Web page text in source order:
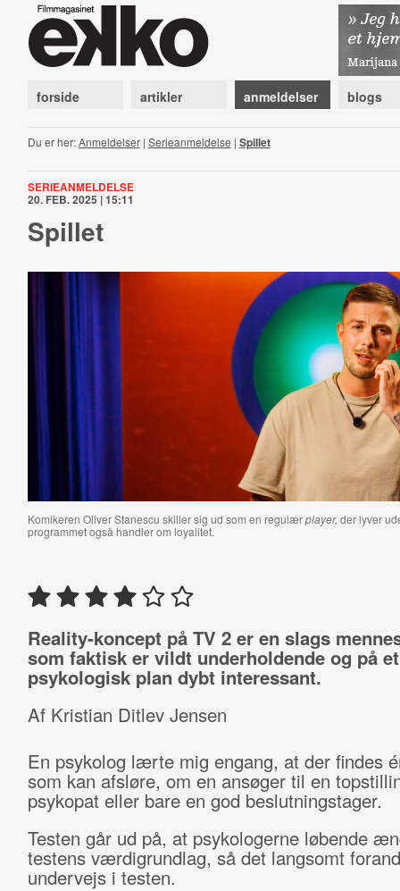
forside artikler anmeldelser blogs
Du er her:Anmeldelser| Serieanmeldelse | Spillet
SERIEANMELDELSE
20. FEB. 2025 | 15:11
Spillet
Komikeren Oliver Stanescu skiller sig ud som en regulærplayer, der lyver
programmet også handler om loyalitet.
Reality-koncept på TV 2 er en slags
som faktisk er vildt underholdende og på et
psykologisk plan dybt interessant.
Af Kristian Ditlev Jensen
En psykolog lærte mig engang, at der findes
som kan afsløre, om en ansøger til en
psykopat eller bare en god beslutningstager.
Testen går ud på, at psykologerne løbende
testens værdigrundlag, så det langsomt
undervejs i testen.